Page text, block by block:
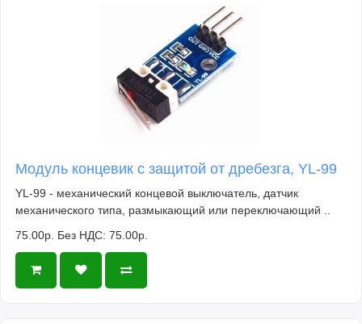
Модуль концевик с защитой от дребезга, YL-99
YL-99 - механический концевой выключатель, датчик
механического типа, размыкающий или переключающий ..
75.00р. Без НДС: 75.00р.